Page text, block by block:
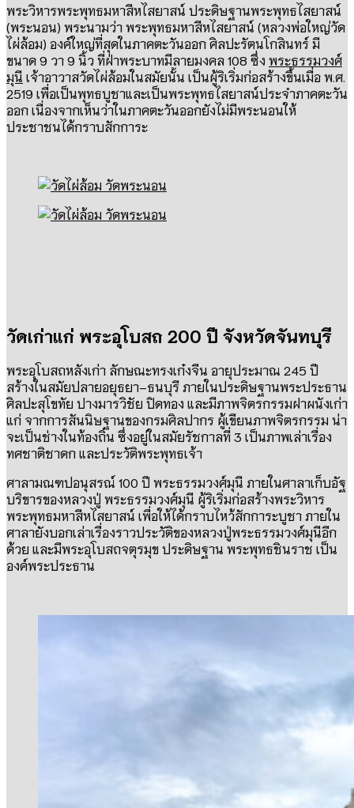
พระวิหารพระพุทธมหาสีหไสยาสน์ ประดิษฐานพระพุทธไสยาสน์
(พระนอน) พระนามว่า พระพุทธมหาสีหไสยาสน์ (หลวงพ่อใหญ่วัด
ไผ่ล้อม) องค์ใหญ่ที่สุดในภาคตะวันออก ศิลปะรัตนโกสินทร์ มี
ขนาด9 วา9 นิ้ว ที่ฝ่าพระบาทมีลายมงคล108 ซึ่ง พระธรรมวงศ์
มุนี เจ้าอาวาสวัดไผ่ล้อมในสมัยนั้น เป็นผู้ริเริ่มก่อสร้างขึ้นเมื่อ พศ
2519 เพื่อเป็นพุทธบูชาและเป็นพระพุทธไสยาสน์ประจำภาคตะวัน
ออก เนื่องจากเห็นว่าในภาคตะวันออกยังไม่มีพระนอนให้
ประชาชนได้กราบสักการะ
วัดเก่าแก่ พระอุโบสถ 200 ปี จังหวัดจันทบุรี
พระอุโบสถหลังเก่า ลักษณะทรงเก๋งจีน อายุประมาณ 245 ปี
สร้างในสมัยปลายอยุธยา–ธนบุรี ภายในประดิษฐานพระประธาน
ศิลปะสุโขทัย ปางมารวิชัย ปิดทอง และมีภาพจิตรกรรมฝาผนังเก่า
แก่ จากการสันนิษฐานของกรมศิลปากร ผู้เขียนภาพจิตรกรรม น่า
จะเป็นช่างในท้องถิ่น ซึ่งอยู่ในสมัยรัชกาลที่3 เป็นภาพเล่าเรื่อง
ทศชาติชาดก และประวัติพระพุทธเจ้า
ศาลามณฑปอนุสรณ์100 ปี พระธรรมวงศ์มุนี ภายในศาลาเก็บอัฐ
บริขารของหลวงปู่ พระธรรมวงศ์มุนี ผู้ริเริ่มก่อสร้างพระวิหาร
พระพุทธมหาสีหไสยาสน์ เพื่อให้ได้กราบไหว้สักการะบูชา ภายใน
ศาลายังบอกเล่าเรื่องราวประวัติของหลวงปู่พระธรรมวงศ์มุนีอีก
ด้วย และมีพระอุโบสถจตุรมุข ประดิษฐาน พระพุทธชินราช เป็น
องค์พระประธาน